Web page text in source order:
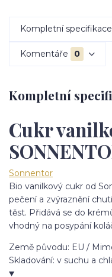
Kompletní specifikace
Komentáře 0
Kompletní
Cukr
Sonnentor
Bio vanilkový cukr od
pečení a zvýraznění
těst. Přidává se do
vhodný na posypání
Země původu: EU /
Skladování: v suchu a